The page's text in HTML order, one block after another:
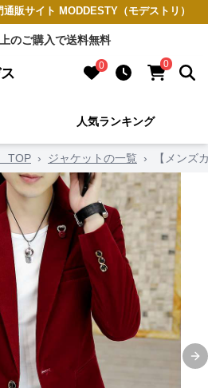
販サイト MODDESTY（モデストリ）
のご購入で送料無料
0 0
人気ランキング
TOP › ジャケットの一覧 › 【メンズ